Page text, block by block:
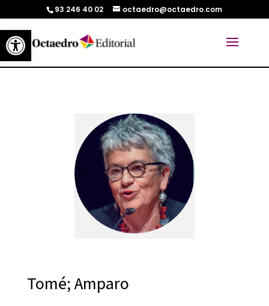
Abrir barra de herramientas
93 246 40 02 octaedro@octaedro.com
Tomé; Amparo